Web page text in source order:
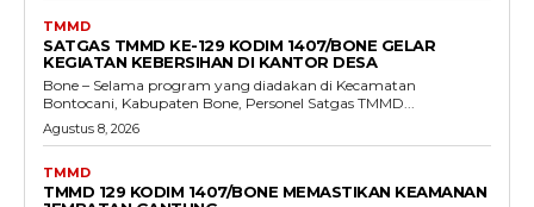
TMMD
SATGAS TMMD KE-129 KODIM 1407/BONE GELAR
KEGIATAN KEBERSIHAN DI KANTOR DESA
Bone – Selama program yang diadakan di Kecamatan
Bontocani, Kabupaten Bone, Personel Satgas TMMD...
Agustus 8, 2026
TMMD
TMMD 129 KODIM 1407/BONE MEMASTIKAN KEAMANAN